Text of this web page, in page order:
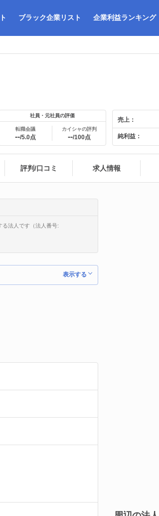
ブラック企業リスト 企業利益ランキング
社員・元社員の評価
転職会議
--/5.0点
カイシャの評判
--/100点
売上：
純利益：
評判/口コミ 求人情報
法人です（法人番号:
表示する